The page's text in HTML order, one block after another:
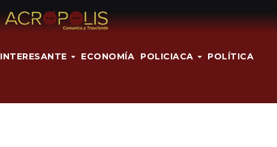
INTERESANTE ECONOMÍA POLICIACA POLÍTICA